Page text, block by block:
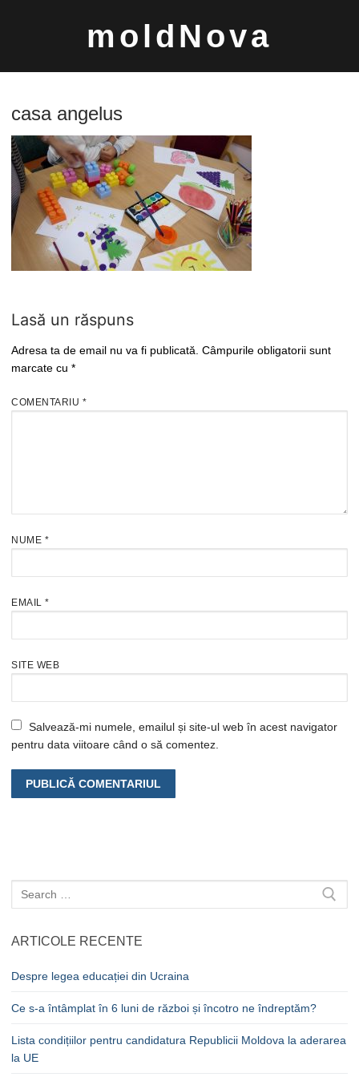
moldNova
Caută
după:
casa angelus
Lasă un răspuns
Adresa ta de email nu va fi publicată. Câmpurile obligatorii sunt
marcate cu *
COMENTARIU *
NUME *
EMAIL *
SITE WEB
Salvează-mi numele, emailul și site-ul web în acest navigator
pentru data viitoare când o să comentez.
Caută
după:
ARTICOLE RECENTE
Despre legea educației din Ucraina
Ce s-a întâmplat în 6 luni de război și încotro ne îndreptăm?
Lista condițiilor pentru candidatura Republicii Moldova la aderarea
la UE